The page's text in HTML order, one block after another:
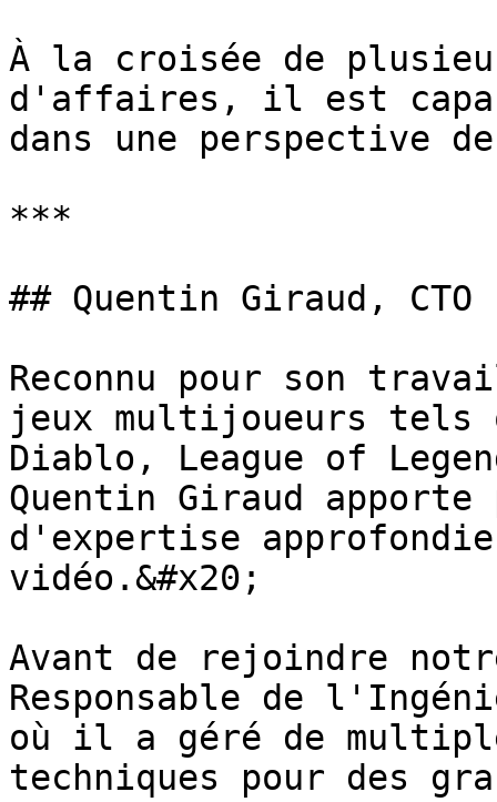
À la croisée de
d'affaires, il est
dans une perspective
***
## Quentin Giraud, CTO
Reconnu pour son
jeux multijoueurs tels
Diablo, League of
Quentin Giraud apporte
d'expertise
vidéo.&#x20;
Avant de rejoindre
Responsable de
où il a géré de
techniques pour des